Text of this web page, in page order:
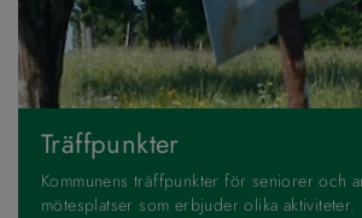
Träffpunkter
Kommunens träffpunkter för seniorer och
mötesplatser som erbjuder olika aktiviteter.